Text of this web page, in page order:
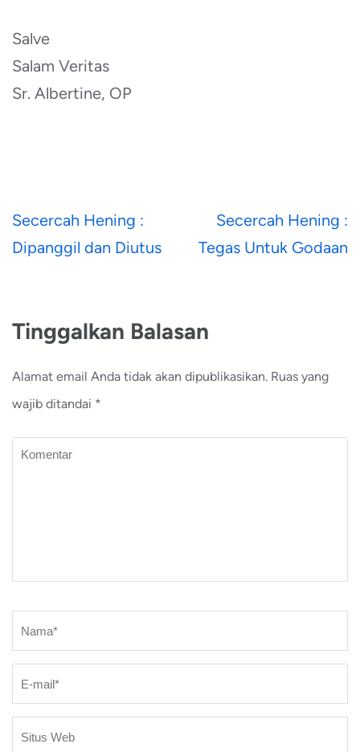
Salve
Salam Veritas
Sr. Albertine, OP
Navigasi
pos
Secercah Hening :
Dipanggil dan Diutus
Secercah Hening :
Tegas Untuk Godaan
Tinggalkan Balasan
Alamat email Anda tidak akan dipublikasikan. Ruas yang
wajib ditandai *
Komentar
Nama